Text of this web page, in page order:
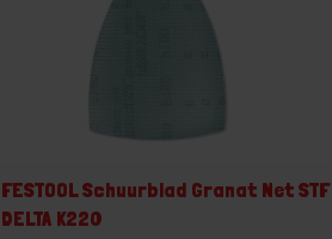
FESTOOL Schuurblad Granat Net STF
DELTA K220